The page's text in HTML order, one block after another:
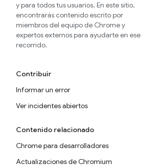
y para todos tus usuarios. En este sitio,
encontrarás contenido escrito por
miembros del equipo de Chrome y
expertos externos para ayudarte en ese
recorrido.
Contribuir
Informar un error
Ver incidentes abiertos
Contenido relacionado
Chrome para desarrolladores
Actualizaciones de Chromium